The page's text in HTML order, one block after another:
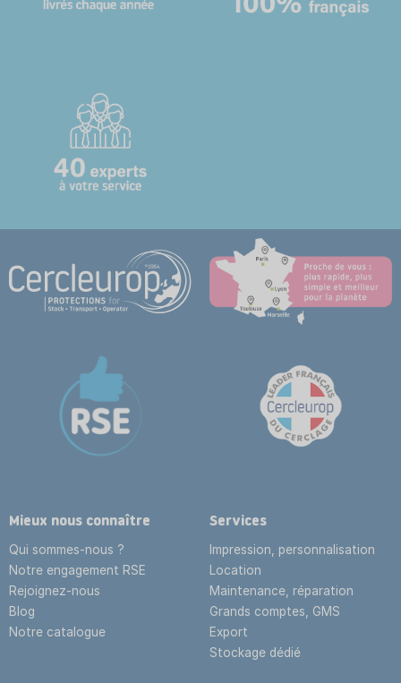
Mieux nous connaître
Qui sommes-nous ?
Notre engagement RSE
Rejoignez-nous
Blog
Notre catalogue
Services
Impression, personnalisation
Location
Maintenance, réparation
Grands comptes, GMS
Export
Stockage dédié